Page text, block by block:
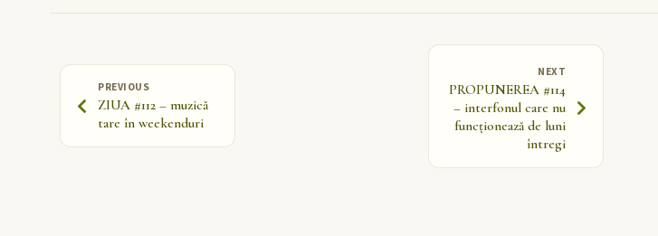
PREVIOUS
ZIUA #112 – muzică
tare în weekenduri
NEXT
PROPUNEREA #114
– interfonul care nu
funcționează de luni
întregi